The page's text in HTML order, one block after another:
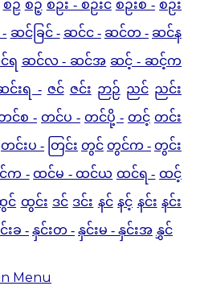
စဉ် စဉ့် စဉ်း - စဉ်းင စဉ်းစ - စဉ်း
ဆင်ခြင် - ဆင်င - ဆင်တ - ဆင်န
ရ ဆင်လ - ဆင်အ ဆင့် - ဆင့်က
င်းရ - ဇင် ဇင်း ဉာဉ် ညင် ညင်း
င်စ - တင်ပ - တင်ပို့ - တင့် တင်း
တင်းပ - တြင်း တွင် တွင်က - တွင်း
က - ထင်မ - ထင်ယ ထင်ရ - ထင့်
င် ထွင်း ဒင် ဒင်း နင် နင့် နင်း နင်း
းခ - နှင်းတ - နှင်းမ - နှင်းအ နွှင်
Menu